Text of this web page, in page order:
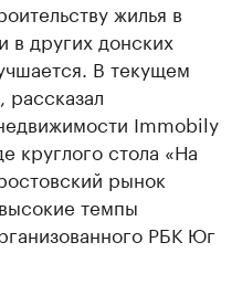
жилья в
в других донских
В текущем
рассказал
Immobily
круглого стола «На
рынок
темпы
РБК Юг